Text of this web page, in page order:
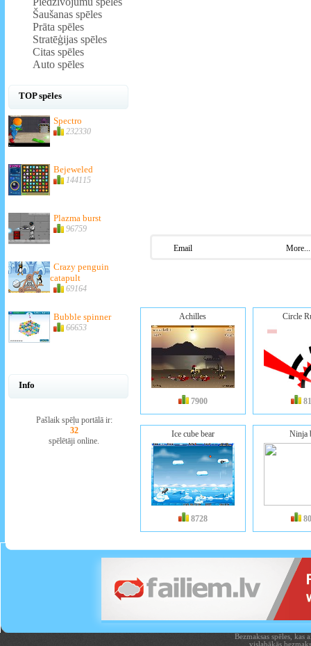
Šaušanas spēles
Prāta spēles
Stratēģijas spēles
Citas spēles
Auto spēles
TOP spēles
Spectro
232330
Bejeweled
144115
Plazma burst
96759
Crazy penguin
catapult
69164
Bubble spinner
66653
Info
Pašlaik spēļu portālā ir:
32
spēlētāji online.
Email More...
Achilles
7900
Circle
Ice cube bear
8728
Ninja
Bezmaksas spēles,
vislabākās